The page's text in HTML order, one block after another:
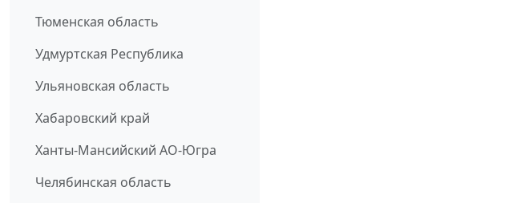
Тюменская область
Удмуртская Республика
Ульяновская область
Хабаровский край
Ханты-Мансийский АО-Югра
Челябинская область